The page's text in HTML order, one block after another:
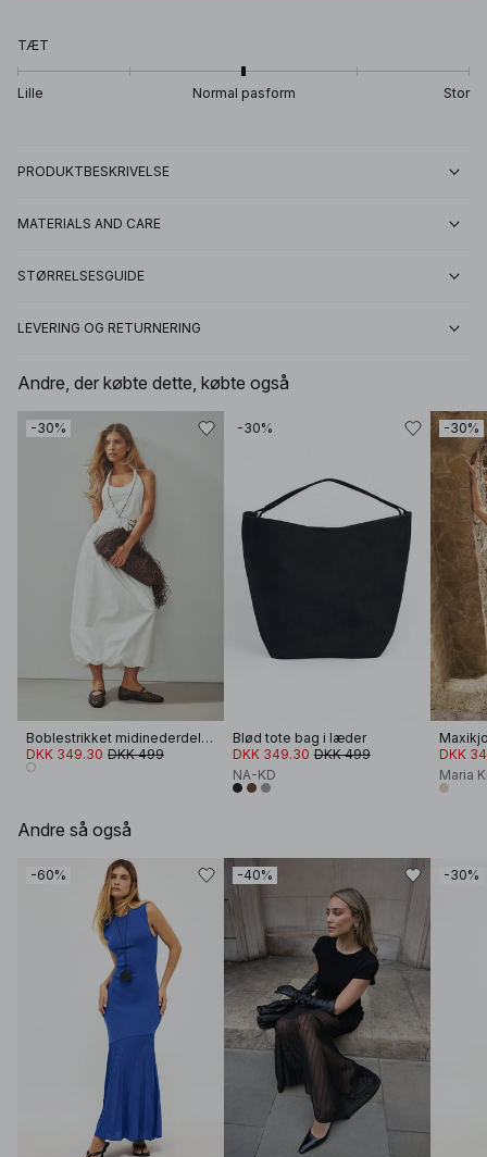
TÆT
Lille Normal pasform Stor
PRODUKTBESKRIVELSE
MATERIALS AND CARE
STØRRELSESGUIDE
LEVERING OG RETURNERING
Andre, der købte dette, købte også
-30%
Boblestrikket midinederdel i bomuld
DKK 349.30 DKK 499
-30%
Blød tote bag i læder
DKK 349.30 DKK 499
NA-KD
-30%
DKK
Maria
Andre så også
-60% -40% -30%